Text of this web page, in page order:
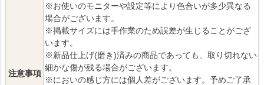
注意事項
※お使いのモニターや設定等により色合いが多少異なる
場合がございます。
※掲載サイズには手作業のため誤差が生じることがござ
います。
※新品仕上げ(磨き)済みの商品であっても、取り切れない
細かな傷が残る場合がございます。
※においの感じ方には個人差がございます。予めご了承